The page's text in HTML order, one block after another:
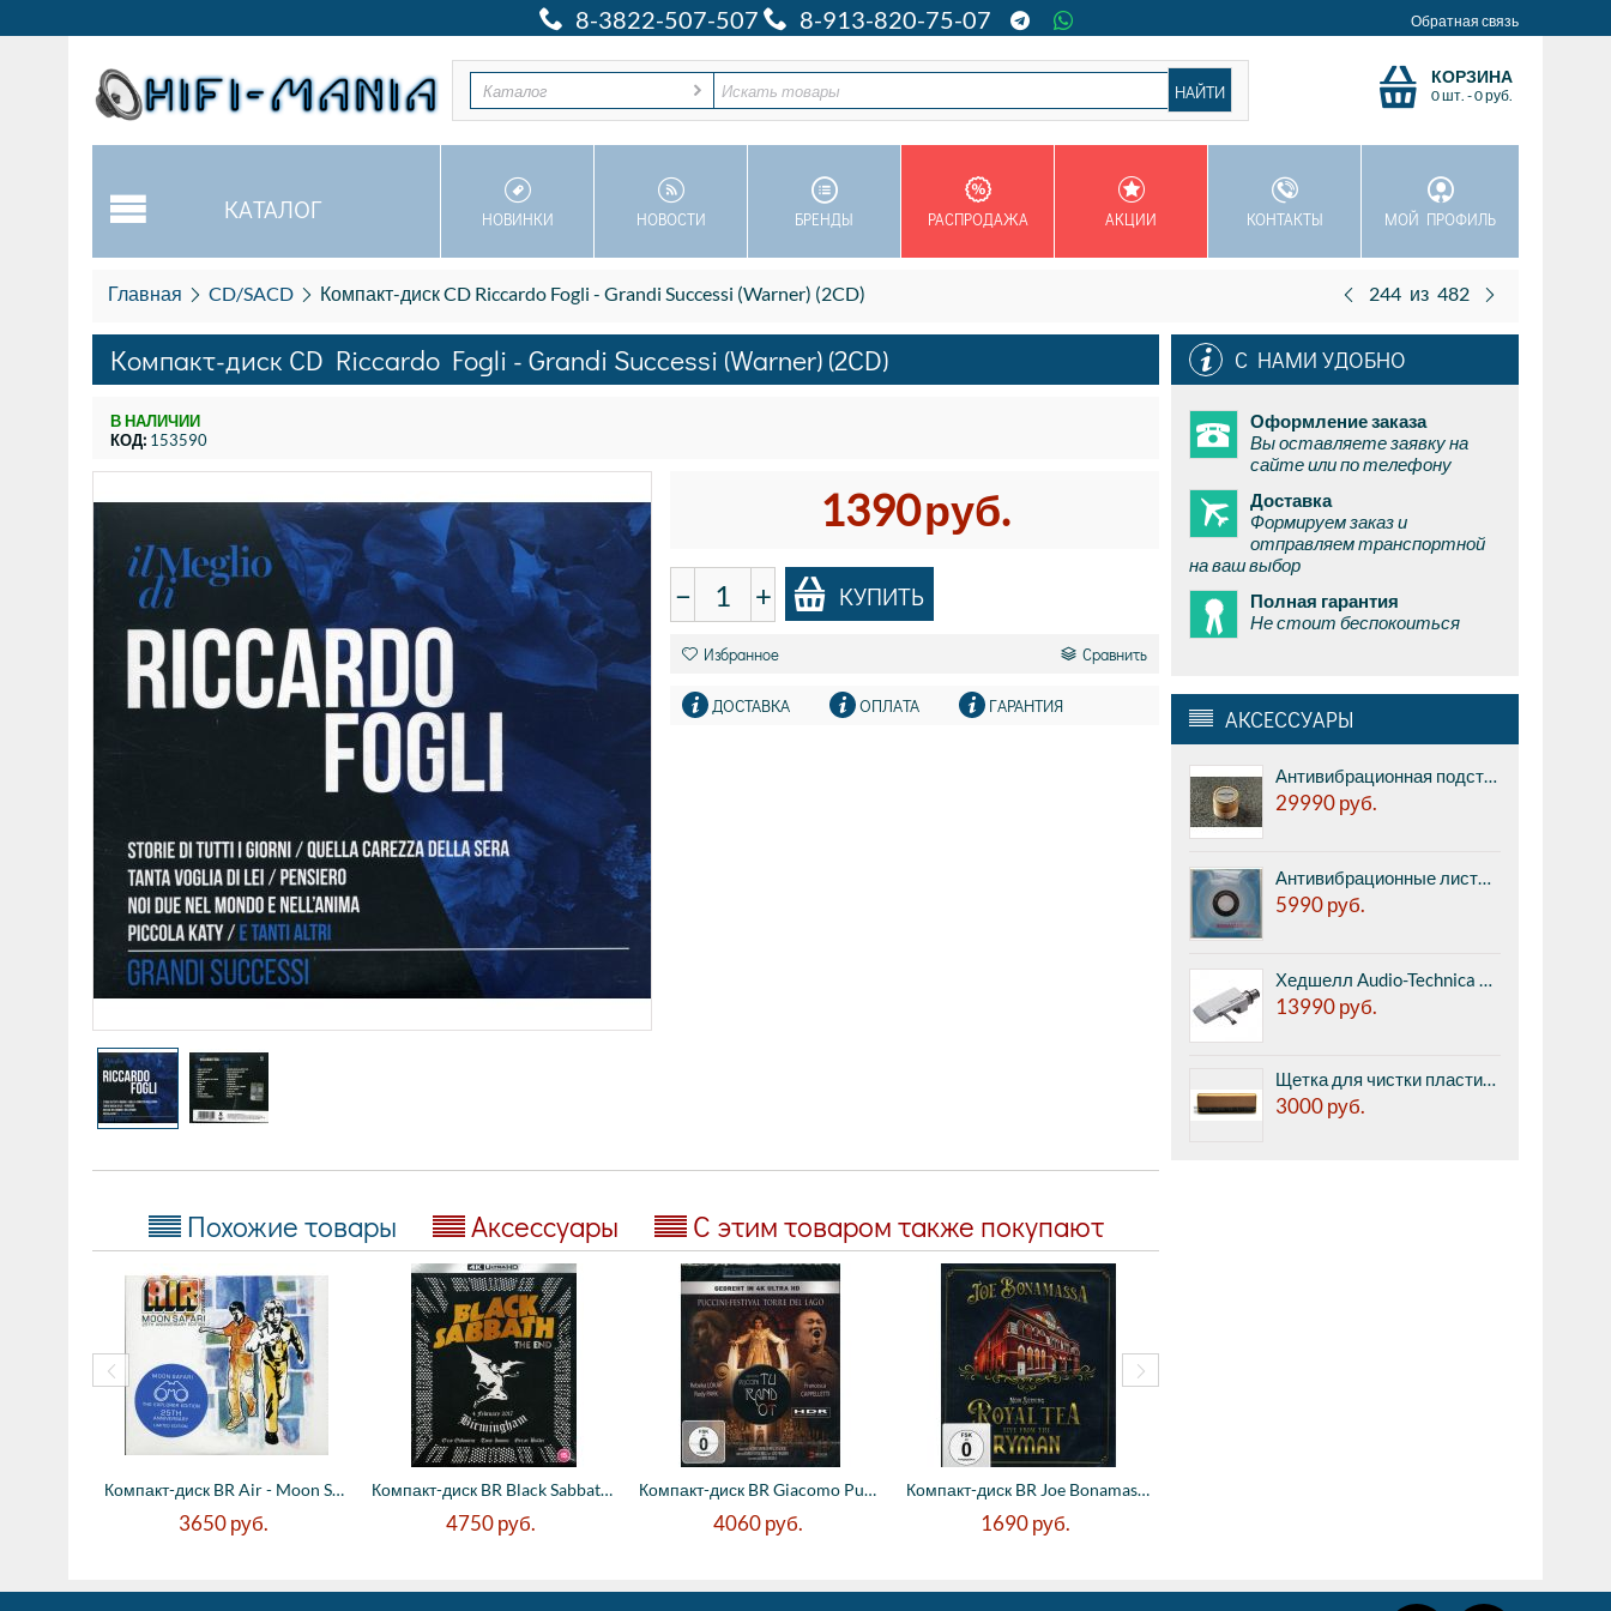
8-3822-507-507 8-913-820-75-07 Обратная связь
Каталог
КОРЗИНА
0 шт. -0руб.
КАТАЛОГ НОВИНКИ НОВОСТИ БРЕНДЫ РАСПРОДАЖА АКЦИИ КОНТАКТЫ МОЙ ПРОФИЛЬ
Главная CD/SACD Компакт-диск CD Riccardo Fogli - Grandi Successi (Warner) (2CD) 244 из 482
Компакт-диск CD Riccardo Fogli - Grandi Successi (Warner) (2CD)
В НАЛИЧИИ
КОД: 153590
1390руб.
− + КУПИТЬ
Избранное Сравнить
ДОСТАВКА ОПЛАТА ГАРАНТИЯ
Похожие товары Аксессуары С этим товаром также покупают
Компакт-диск BR Air - Moon Safari - 25th ...
3650 руб.
Компакт-диск BR Black Sabbath - The End (...
4750 руб.
Компакт-диск BR Giacomo Puccini - Turando...
4060 руб.
Компакт-диск BR Joe Bonamassa - Now Servi...
1690 руб.
С НАМИ УДОБНО
Оформление заказа
Вы оставляете заявку на
сайте или по телефону
Доставка
Формируем заказ и
отправляем транспортной
на ваш выбор
Полная гарантия
Не стоит беспокоиться
АКСЕССУАРЫ
Антивибрационная подставка AUDWAVE VI-3 Reference A - midrange, диаметр 45мм, высота 41мм, 1шт.
29990руб.
Антивибрационные листы fo.Q DS25A CD Stabilizer - стабилизатор дисков, может быть также использован для тонармов, шеллов, кабелей и коннекторов, набор из 18 штук.
5990руб.
Хедшелл Audio-Technica AT-LH18/OCC
13990руб.
Щетка для чистки пластинок Pro-ject BRUSH IT Premium
3000руб.